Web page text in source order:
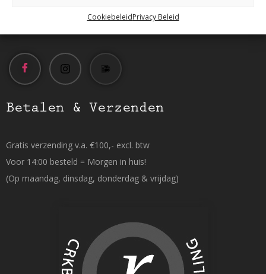
CookiebeleidPrivacy Beleid
info@mfacademy.nl
Betalen & Verzenden
Gratis verzending v.a. €100,- excl. btw
Voor 14:00 besteld = Morgen in huis!
(Op maandag, dinsdag, donderdag & vrijdag)